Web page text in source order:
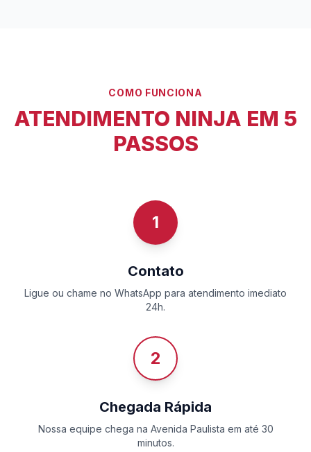
COMO FUNCIONA
ATENDIMENTO NINJA EM 5
PASSOS
1
Contato
Ligue ou chame no WhatsApp para atendimento imediato
24h.
2
Chegada Rápida
Nossa equipe chega na Avenida Paulista em até 30
minutos.